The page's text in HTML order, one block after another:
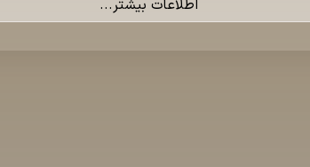
اطلاعات بیشتر...